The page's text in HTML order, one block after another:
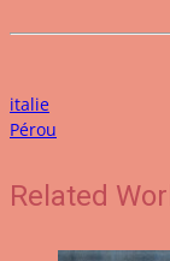
italie
Pérou
Related